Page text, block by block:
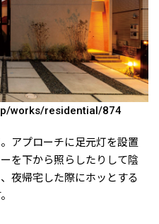
works/residential/874
アプローチに足元灯を設置
を下から照らしたりして陰
夜帰宅した際にホッとする